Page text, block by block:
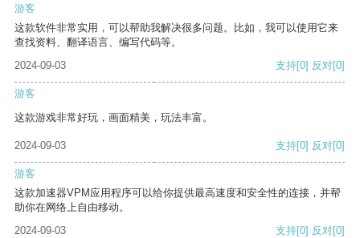
游客
这款软件非常实用，可以帮助我解决很多问题。比如，我可以使用它来
查找资料、翻译语言、编写代码等。
2024-09-03
支持[0] 反对[0]
游客
这款游戏非常好玩，画面精美，玩法丰富。
2024-09-03 支持[0] 反对[0]
游客
这款加速器VPM应用程序可以给你提供最高速度和安全性的连接，并帮
助你在网络上自由移动。
2024-09-03
支持[0] 反对[0]